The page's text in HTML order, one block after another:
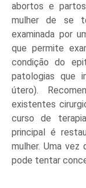
abortos e
mulher de se
examinada por
que permite
condição do
patologias que
útero).
existentes
curso de
principal é
mulher. Uma
pode tentar